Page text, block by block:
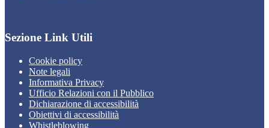
Sezione Link Utili
Cookie policy
Note legali
Informativa Privacy
Ufficio Relazioni con il Pubblico
Dichiarazione di accessibilità
Obiettivi di accessibilità
Whistleblowing